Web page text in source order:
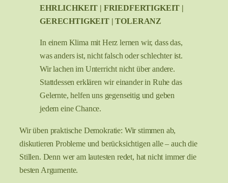
EHRLICHKEIT | FRIEDFERTIGKEIT |
GERECHTIGKEIT | TOLERANZ
In einem Klima mit Herz lernen wir, dass das,
was anders ist, nicht falsch oder schlechter ist.
Wir lachen im Unterricht nicht über andere.
Stattdessen erklären wir einander in Ruhe das
Gelernte, helfen uns gegenseitig und geben
jedem eine Chance.
Wir üben praktische Demokratie: Wir stimmen ab,
diskutieren Probleme und berücksichtigen alle – auch die
Stillen. Denn wer am lautesten redet, hat nicht immer die
besten Argumente.